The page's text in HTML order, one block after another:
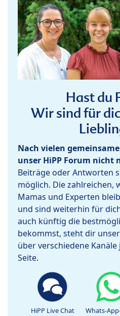
Hast du
Wir sind für
Nach vielen
unser HiPP Forum nicht
Beiträge oder Antworten
möglich. Die zahlreichen,
Mamas und Experten
und sind weiterhin für
auch künftig die
bekommst, steht dir unser
über verschiedene
Seite.
HiPP Live Chat Whats-